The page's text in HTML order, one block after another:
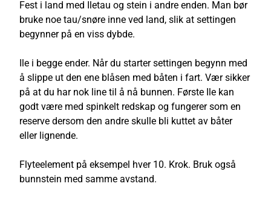
Fest i land med Iletau og stein i andre enden. Man bør
bruke noe tau/snøre inne ved land, slik at settingen
begynner på en viss dybde.
Ile i begge ender. Når du starter settingen begynn med
å slippe ut den ene blåsen med båten i fart. Vær sikker
på at du har nok line til å nå bunnen. Første Ile kan
godt være med spinkelt redskap og fungerer som en
reserve dersom den andre skulle bli kuttet av båter
eller lignende.
Flyteelement på eksempel hver 10. Krok. Bruk også
bunnstein med samme avstand.